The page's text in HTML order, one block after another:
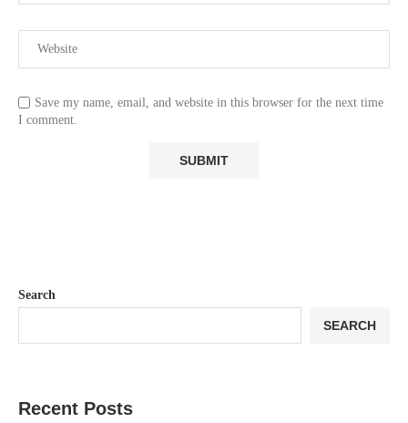
Save my name, email, and website in this browser for the next time
I comment.
Search
SEARCH
Recent Posts